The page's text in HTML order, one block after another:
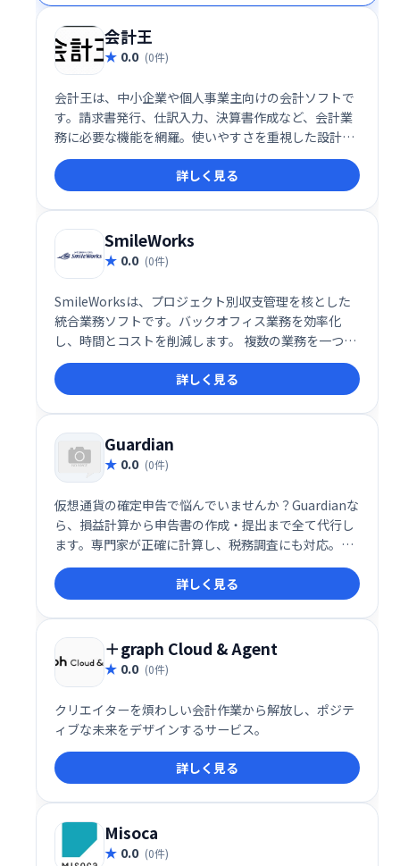
会計王
0.0 (0件)
会計王は、中小企業や個人事業主向けの会計ソフトで
す。請求書発行、仕訳入力、決算書作成など、会計業
務に必要な機能を網羅。使いやすさを重視した設計
で、スムーズな会計処理を実現します。クラウド版と
デスクトップ版があり、様々なニーズに対応。業務効
率化と正確な会計処理をサポートします。まずは無料
体験版でお試しください。（※価格や機能詳細は公式
サイトをご確認ください。）
詳しく見る
SmileWorks
0.0 (0件)
SmileWorksは、プロジェクト別収支管理を核とした
統合業務ソフトです。バックオフィス業務を効率化
し、時間とコストを削減します。 複数の業務を一つに
まとめることで、作業の重複をなくし、全体的な生産
性を向上させます。 プロジェクトの収支状況をリアル
タイムで把握し、迅速な意思決定をサポートします。
詳しく見る
Guardian
0.0 (0件)
仮想通貨の確定申告で悩んでいませんか？Guardianな
ら、損益計算から申告書の作成・提出まで全て代行し
ます。専門家が正確に計算し、税務調査にも対応。安
心価格6万円～最大15万円で、確定申告の負担を軽減
します。
詳しく見る
＋graph Cloud & Agent
0.0 (0件)
クリエイターを煩わしい会計作業から解放し、ポジテ
ィブな未来をデザインするサービス。
詳しく見る
Misoca
0.0 (0件)